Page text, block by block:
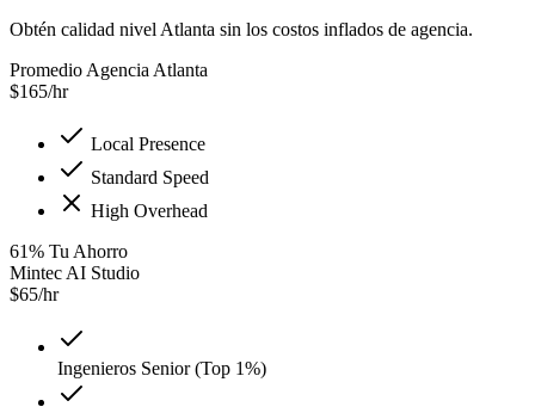
Obtén calidad nivel Atlanta sin los costos inflados de agencia.
Promedio Agencia Atlanta
$165/hr
Local Presence
Standard Speed
High Overhead
61% Tu Ahorro
Mintec AI Studio
$65/hr
Ingenieros Senior (Top 1%)